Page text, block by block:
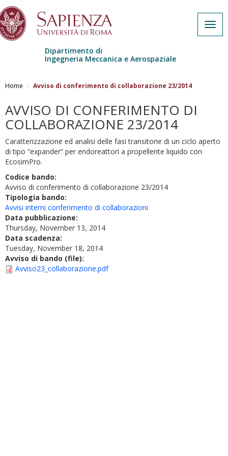
Dipartimento di
Ingegneria Meccanica e Aerospaziale
Home Avviso di conferimento di collaborazione 23/2014
AVVISO DI CONFERIMENTO DI
COLLABORAZIONE 23/2014
Caratterizzazione ed analisi delle fasi transitorie di un ciclo aperto
di tipo “expander” per endoreattori a propellente liquido con
EcosimPro.
Codice bando:
Avviso di conferimento di collaborazione 23/2014
Tipologia bando:
Avvisi interni conferimento di collaborazioni
Data pubblicazione:
Thursday, November 13, 2014
Data scadenza:
Tuesday, November 18, 2014
Avviso di bando (file):
Avviso23_collaborazione.pdf